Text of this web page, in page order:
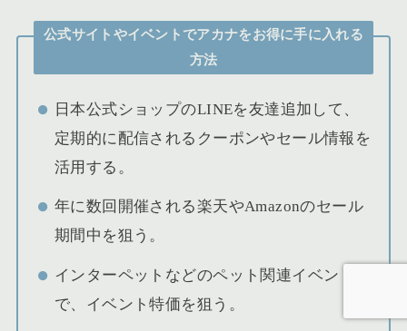
公式サイトやイベントでアカナをお得に手に入れる
方法
日本公式ショップのLINEを友達追加して、
定期的に配信されるクーポンやセール情報を
活用する。
年に数回開催される楽天やAmazonのセール
期間中を狙う。
インターペットなどのペット関連イベント
で、イベント特価を狙う。